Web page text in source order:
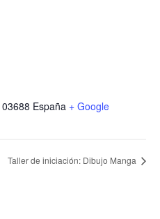
03688 España + Google
Taller de iniciación: Dibujo Manga